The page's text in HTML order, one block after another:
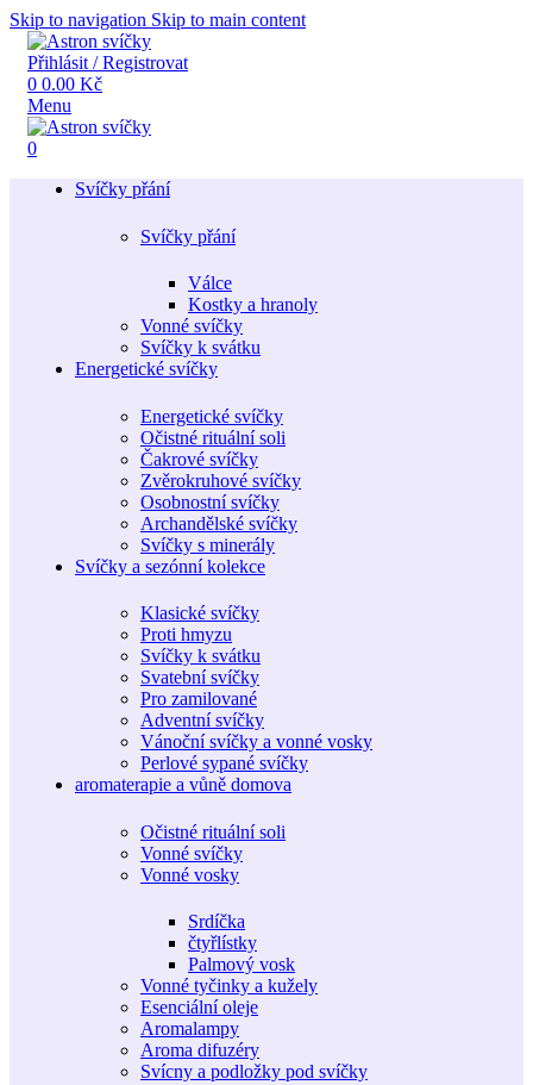
Skip to navigation Skip to main content
Přihlásit / Registrovat
0 0.00 Kč
Menu
0
Svíčky přání
Svíčky přání
Válce
Kostky a hranoly
Vonné svíčky
Svíčky k svátku
Energetické svíčky
Energetické svíčky
Očistné rituální soli
Čakrové svíčky
Zvěrokruhové svíčky
Osobnostní svíčky
Archandělské svíčky
Svíčky s minerály
Svíčky a sezónní kolekce
Klasické svíčky
Proti hmyzu
Svíčky k svátku
Svatební svíčky
Pro zamilované
Adventní svíčky
Vánoční svíčky a vonné vosky
Perlové sypané svíčky
aromaterapie a vůně domova
Očistné rituální soli
Vonné svíčky
Vonné vosky
Srdíčka
čtyřlístky
Palmový vosk
Vonné tyčinky a kužely
Esenciální oleje
Aromalampy
Aroma difuzéry
Svícny a podložky pod svíčky